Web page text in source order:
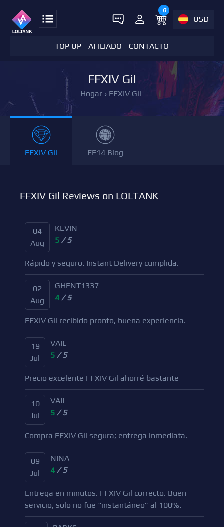
0
USD
TOP UP AFILIADO CONTACTO
FFXIV Gil
Hogar › FFXIV Gil
FFXIV Gil FF14 Blog
FFXIV Gil Reviews on LOLTANK
04
Aug
KEVIN
5 / 5
Rápido y seguro. Instant Delivery cumplida.
02
Aug
GHENT1337
4 / 5
FFXIV Gil recibido pronto, buena experiencia.
19
Jul
VAIL
5 / 5
Precio excelente FFXIV Gil ahorré bastante
10
Jul
VAIL
5 / 5
Compra FFXIV Gil segura; entrega inmediata.
09
Jul
NINA
4 / 5
Entrega en minutos. FFXIV Gil correcto. Buen
servicio, solo no fue “instantáneo” al 100%.